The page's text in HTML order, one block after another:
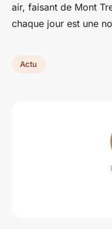
air, faisant de Mont
chaque jour est une
Actu